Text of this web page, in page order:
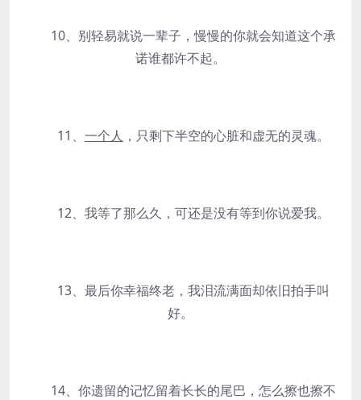
10、别轻易就说一辈子，慢慢的你就会知道这个承
诺谁都许不起。
11、 一个人 ，只剩下半空的心脏和虚无的灵魂。
12、我等了那么久，可还是没有等到你说爱我。
13、最后你幸福终老，我泪流满面却依旧拍手叫
好。
14、你遗留的记忆留着长长的尾巴，怎么擦也擦不